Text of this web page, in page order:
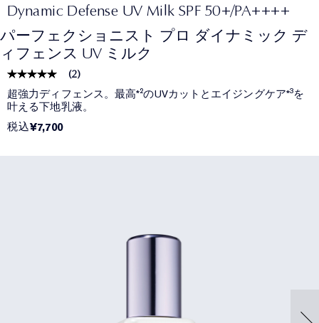
Dynamic Defense UV Milk SPF 50+/PA++++
パーフェクショニスト プロ ダイナミック デ
ィフェンス UV ミルク
(2)
超強力ディフェンス。最高*²のUVカットとエイジングケア*³を
叶える下地乳液。
税込¥7,700